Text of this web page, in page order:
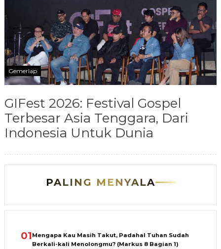
Gemerlap
GIFest 2026: Festival Gospel
Terbesar Asia Tenggara, Dari
Indonesia Untuk Dunia
PALING MENYALA
01Mengapa Kau Masih Takut, Padahal Tuhan Sudah
Berkali-kali Menolongmu? (Markus 8 Bagian 1)